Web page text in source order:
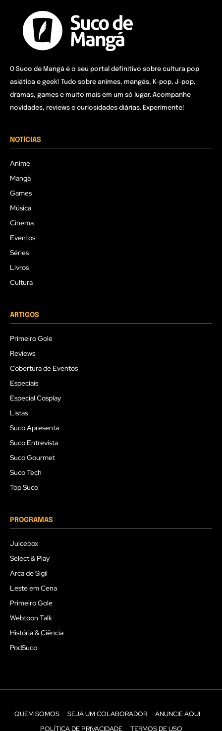
O Suco de Mangá é o seu portal definitivo sobre cultura pop
asiática e geek! Tudo sobre animes, mangás, K-pop, J-pop,
dramas, games e muito mais em um só lugar. Acompanhe
novidades, reviews e curiosidades diárias. Experimente!
NOTÍCIAS
Anime
Mangá
Games
Música
Cinema
Eventos
Séries
Livros
Cultura
ARTIGOS
Primeiro Gole
Reviews
Cobertura de Eventos
Especiais
Especial Cosplay
Listas
Suco Apresenta
Suco Entrevista
Suco Gourmet
Suco Tech
Top Suco
PROGRAMAS
Juicebox
Select & Play
Arca de Sigil
Leste em Cena
Primeiro Gole
Webtoon Talk
História & Ciência
PodSuco
QUEM SOMOS SEJA UM COLABORADOR
ANUNCIE AQUI
POLÍTICA DE PRIVACIDADE
TERMOS DE USO